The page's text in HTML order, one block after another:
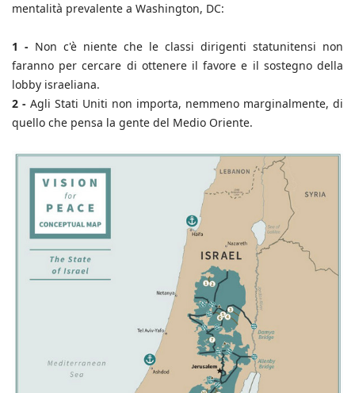
mentalità prevalente a Washington, DC:
1 - Non c'è niente che le classi dirigenti statunitensi non
faranno per cercare di ottenere il favore e il sostegno della
lobby israeliana.
2 - Agli Stati Uniti non importa, nemmeno marginalmente, di
quello che pensa la gente del Medio Oriente.